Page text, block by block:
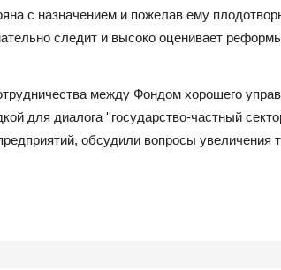
с назначением и пожелав ему
следит и высоко оценивает
между Фондом хорошего
для диалога ''государство-частный
обсудили вопросы увеличения